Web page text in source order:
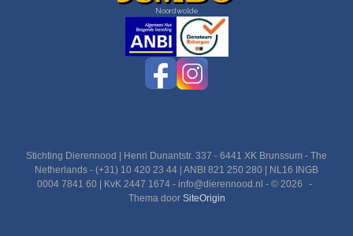
Noordwolde
Stichting Dierennood | Henri Dunantstr. 337 - 6441 XK Brunssum - The
Netherlands - (+31) 10 420 23 44 | ANBI 821 250 280 | NL16 INGB
0004 7841 60 | KvK 2447 1674 - info@dierennood.nl - © 2026
Thema door SiteOrigin